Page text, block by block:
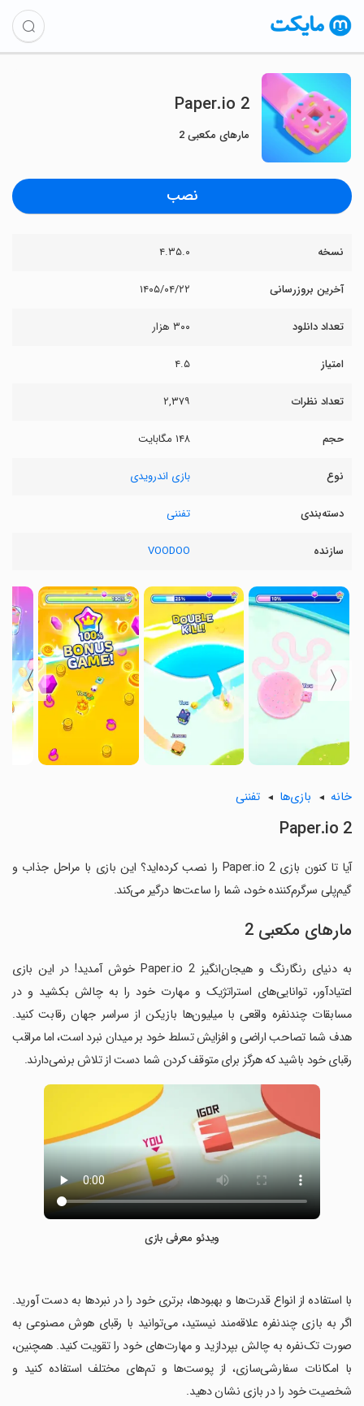
Paper.io 2
مارهای مکعبی 2
نصب
نسخه ۴.۳۵.۰
آخرین بروزرسانی ۱۴۰۵/۰۴/۲۲
تعداد دانلود ۳۰۰ هزار
امتیاز ۴.۵
تعداد نظرات ۲,۳۷۹
حجم ۱۴۸ مگابایت
نوع بازی اندرویدی
دسته‌بندی تفننی
سازنده VOODOO
〈
〉
خانه بازی‌ها تفننی
Paper.io 2
آیا تا کنون بازی Paper.io 2 را نصب کرده‌اید؟ این بازی با مراحل جذاب و
گیم‌پلی سرگرم‌کننده خود، شما را ساعت‌ها درگیر می‌کند.
مارهای مکعبی 2
به دنیای رنگارنگ و هیجان‌انگیز Paper.io 2 خوش آمدید! در این بازی
اعتیادآور، توانایی‌های استراتژیک و مهارت خود را به چالش بکشید و در
مسابقات چندنفره واقعی با میلیون‌ها بازیکن از سراسر جهان رقابت کنید.
هدف شما تصاحب اراضی و افزایش تسلط خود بر میدان نبرد است، اما مراقب
رقبای خود باشید که هرگز برای متوقف کردن شما دست از تلاش برنمی‌دارند.
ویدئو معرفی بازی
‏با استفاده از انواع قدرت‌ها و بهبود‌ها، برتری خود را در نبردها به دست آورید.
اگر به بازی چندنفره علاقه‌مند نیستید، می‌توانید با رقبای هوش مصنوعی به
صورت تک‌نفره به چالش بپردازید و مهارت‌های خود را تقویت کنید. همچنین،
با امکانات سفارشی‌سازی، از پوست‌ها و تم‌های مختلف استفاده کنید و
شخصیت خود را در بازی نشان دهید.